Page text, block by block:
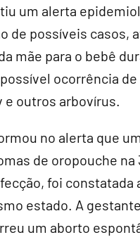
um alerta
de possíveis casos,
mãe para o bebê
ocorrência
e outros arbovírus.
no alerta que
de oropouche na
foi constatada
estado. A
um aborto